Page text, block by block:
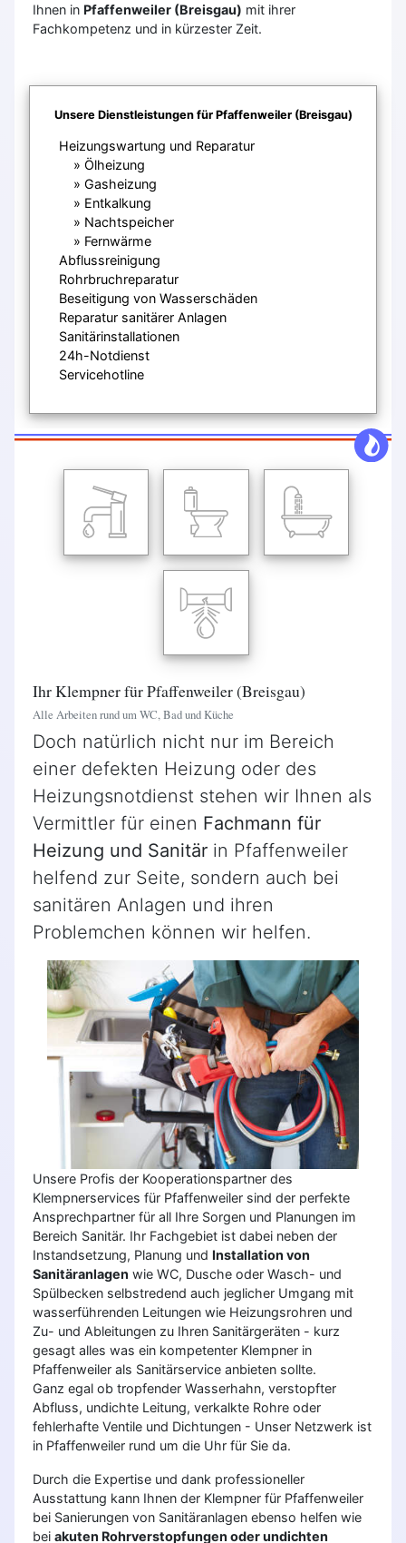
Ihnen in Pfaffenweiler (Breisgau) mit ihrer
Fachkompetenz und in kürzester Zeit.
Unsere Dienstleistungen für Pfaffenweiler (Breisgau)
Heizungswartung und Reparatur
Ölheizung
Gasheizung
Entkalkung
Nachtspeicher
Fernwärme
Abflussreinigung
Rohrbruchreparatur
Beseitigung von Wasserschäden
Reparatur sanitärer Anlagen
Sanitärinstallationen
24h-Notdienst
Servicehotline
Ihr Klempner für Pfaffenweiler (Breisgau)
Alle Arbeiten rund um WC, Bad und Küche
Doch natürlich nicht nur im Bereich
einer defekten Heizung oder des
Heizungsnotdienst stehen wir Ihnen als
Vermittler für einen Fachmann für
Heizung und Sanitär in Pfaffenweiler
helfend zur Seite, sondern auch bei
sanitären Anlagen und ihren
Problemchen können wir helfen.
Unsere Profis der Kooperationspartner des
Klempnerservices für Pfaffenweiler sind der perfekte
Ansprechpartner für all Ihre Sorgen und Planungen im
Bereich Sanitär. Ihr Fachgebiet ist dabei neben der
Instandsetzung, Planung und Installation von
Sanitäranlagen wie WC, Dusche oder Wasch- und
Spülbecken selbstredend auch jeglicher Umgang mit
wasserführenden Leitungen wie Heizungsrohren und
Zu- und Ableitungen zu Ihren Sanitärgeräten - kurz
gesagt alles was ein kompetenter Klempner in
Pfaffenweiler als Sanitärservice anbieten sollte.
Ganz egal ob tropfender Wasserhahn, verstopfter
Abfluss, undichte Leitung, verkalkte Rohre oder
fehlerhafte Ventile und Dichtungen - Unser Netzwerk ist
in Pfaffenweiler rund um die Uhr für Sie da.
Durch die Expertise und dank professioneller
Ausstattung kann Ihnen der Klempner für Pfaffenweiler
bei Sanierungen von Sanitäranlagen ebenso helfen wie
bei akuten Rohrverstopfungen oder undichten